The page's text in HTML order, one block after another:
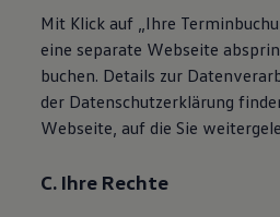
Mit Klick auf „Ihre
eine separate Webseite
buchen. Details zur
der Datenschutzerklärung
Webseite, auf die Sie
C. Ihre Rechte